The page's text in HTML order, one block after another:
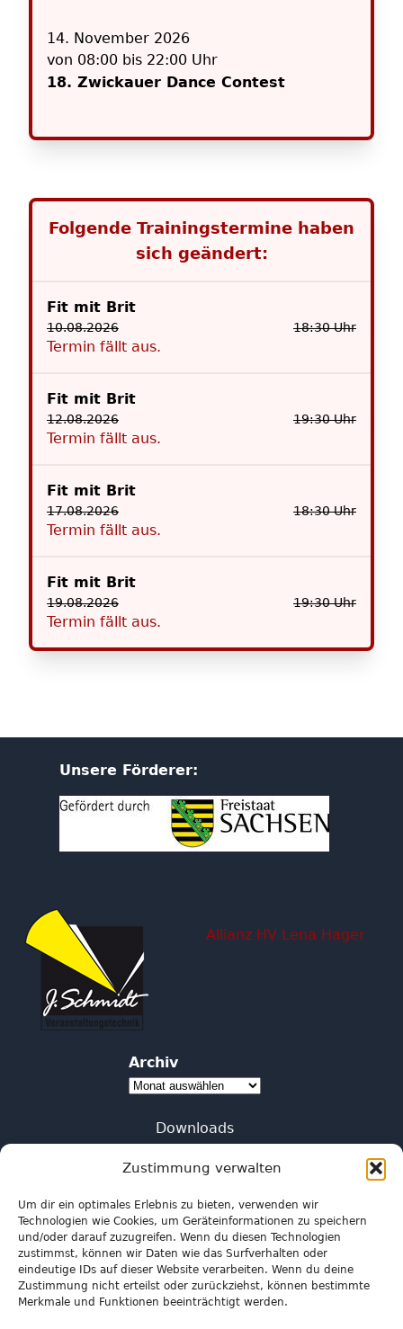
Zustimmung verwalten
Um dir ein optimales Erlebnis zu bieten, verwenden wir
Technologien wie Cookies, um Geräteinformationen zu speichern
und/oder darauf zuzugreifen. Wenn du diesen Technologien
zustimmst, können wir Daten wie das Surfverhalten oder
eindeutige IDs auf dieser Website verarbeiten. Wenn du deine
Zustimmung nicht erteilst oder zurückziehst, können bestimmte
Merkmale und Funktionen beeinträchtigt werden.
14. November 2026
von 08:00 bis 22:00 Uhr
18. Zwickauer Dance Contest
Folgende Trainingstermine haben
sich geändert:
Fit mit Brit
10.08.2026 18:30 Uhr
Termin fällt aus.
Fit mit Brit
12.08.2026 19:30 Uhr
Termin fällt aus.
Fit mit Brit
17.08.2026 18:30 Uhr
Termin fällt aus.
Fit mit Brit
19.08.2026 19:30 Uhr
Termin fällt aus.
Unsere Förderer:
Allianz HV Lena Hager
Archiv
Archiv
Downloads
Impressum
Kontakt
Anfahrt
Datenschutzerklärung
Cookie-Richtlinie (EU)